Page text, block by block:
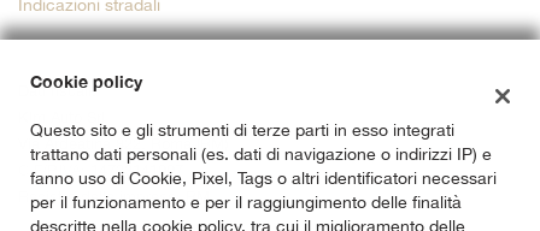
Indicazioni stradali
Dati fiscali:
Via Ardeatina 822, Roma (RM)
C.F/P.IVA:
14733141007
Registro delle imprese:RM
Cookie policy
Questo sito e gli strumenti di terze parti in esso integrati
trattano dati personali (es. dati di navigazione o indirizzi IP) e
fanno uso di Cookie, Pixel, Tags o altri identificatori necessari
per il funzionamento e per il raggiungimento delle finalità
descritte nella cookie policy, tra cui il miglioramento delle